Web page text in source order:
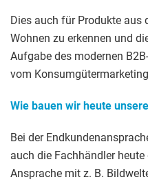
Dies auch für Produkte aus
Wohnen zu erkennen und
Aufgabe des modernen
vom
Wie bauen wir heute
Bei der
auch die Fachhändler
Ansprache mit z. B.